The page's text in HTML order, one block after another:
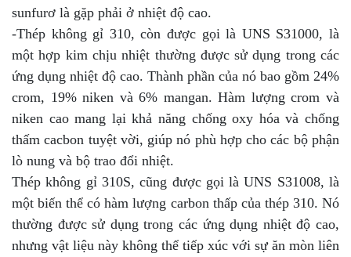
sunfurơ là gặp phải ở nhiệt độ cao.
-Thép không gỉ 310, còn được gọi là UNS S31000, là
một hợp kim chịu nhiệt thường được sử dụng trong các
ứng dụng nhiệt độ cao. Thành phần của nó bao gồm 24%
crom, 19% niken và 6% mangan. Hàm lượng crom và
niken cao mang lại khả năng chống oxy hóa và chống
thấm cacbon tuyệt vời, giúp nó phù hợp cho các bộ phận
lò nung và bộ trao đổi nhiệt.
Thép không gỉ 310S, cũng được gọi là UNS S31008, là
một biến thể có hàm lượng carbon thấp của thép 310. Nó
thường được sử dụng trong các ứng dụng nhiệt độ cao,
nhưng vật liệu này không thể tiếp xúc với sự ăn mòn liên